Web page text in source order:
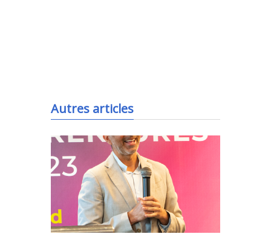
Autres articles